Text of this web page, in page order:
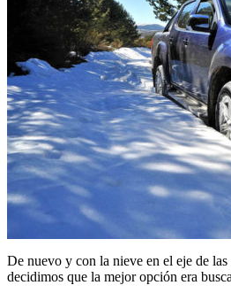
De nuevo y con la nieve en el eje de
decidimos que la mejor opción era